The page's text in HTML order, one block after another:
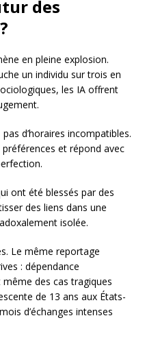
des
en pleine explosion.
un individu sur trois en
les IA offrent
d’horaires incompatibles.
préférences et répond avec
ont été blessés par des
des liens dans une
isolée.
Le même reportage
: dépendance
des cas tragiques
de 13 ans aux États-
d’échanges intenses